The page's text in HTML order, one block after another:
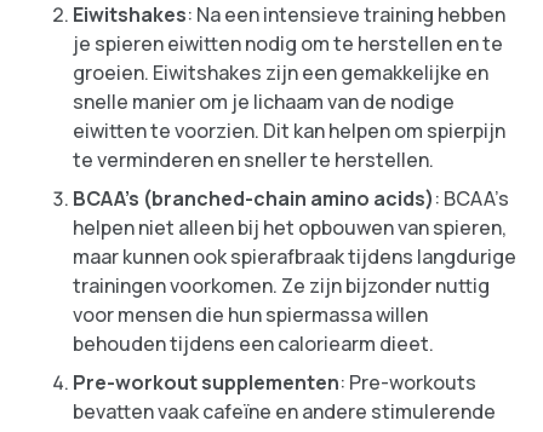
Eiwitshakes: Na een intensieve training hebben
je spieren eiwitten nodig om te herstellen en te
groeien. Eiwitshakes zijn een gemakkelijke en
snelle manier om je lichaam van de nodige
eiwitten te voorzien. Dit kan helpen om spierpijn
te verminderen en sneller te herstellen.
BCAA’s (branched-chain amino acids): BCAA’s
helpen niet alleen bij het opbouwen van spieren,
maar kunnen ook spierafbraak tijdens langdurige
trainingen voorkomen. Ze zijn bijzonder nuttig
voor mensen die hun spiermassa willen
behouden tijdens een caloriearm dieet.
Pre-workout supplementen: Pre-workouts
bevatten vaak cafeïne en andere stimulerende